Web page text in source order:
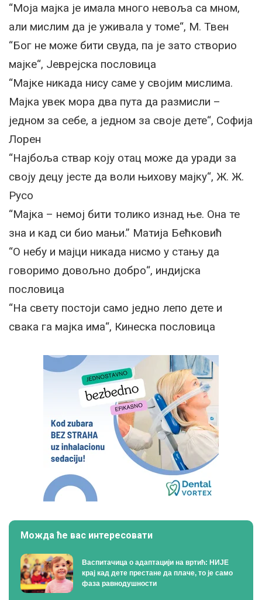
“Моја мајка је имала много невоља са мном,
али мислим да је уживала у томе“, М. Твен
“Бог не може бити свуда, па је зато створио
мајке“, Јеврејска пословица
“Мајке никада нису саме у својим мислима.
Мајка увек мора два пута да размисли –
једном за себе, а једном за своје дете“, Софија
Лорен
“Најбоља ствар коју отац може да уради за
своју децу јесте да воли њихову мајку“, Ж. Ж.
Русо
“Мајка – немој бити толико изнад ње. Она те
зна и кад си био мањи.” Матија Бећковић
“О небу и мајци никада нисмо у стању да
говоримо довољно добро“, индијска
пословица
“На свету постоји само једно лепо дете и
свака га мајка има“, Кинеска пословица
Можда ће вас интересовати
Васпитачица о адаптацији на вртић: НИЈЕ
крај кад дете престане да плаче, то је само
фаза равнодушности